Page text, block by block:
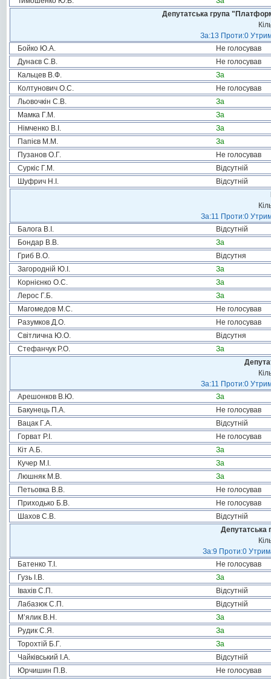
Депутатська група
За:13 Проти:0
Бойко Ю.А.
Не голосував
Дунаєв С.В.
Не голосував
Кальцев В.Ф.
За
Колтунович О.С.
Не голосував
Льовочкін С.В.
За
Мамка Г.М.
За
Німченко В.І.
За
Папієв М.М.
За
Пузанов О.Г.
Не голосував
Суркіс Г.М.
Відсутній
Шуфрич Н.І.
Відсутній
За:11 Проти:0
Балога В.І.
Відсутній
Бондар В.В.
За
Гриб В.О.
Відсутня
Загородній Ю.І.
За
Корнієнко О.С.
За
Лерос Г.Б.
За
Магомедов М.С.
Не голосував
Разумков Д.О.
Не голосував
Світлична Ю.О.
Відсутня
Стефанчук Р.О.
За
За:11 Проти:0
Арешонков В.Ю.
За
Бакунець П.А.
Не голосував
Вацак Г.А.
Відсутній
Горват Р.І.
Не голосував
Кіт А.Б.
За
Кучер М.І.
За
Люшняк М.В.
За
Петьовка В.В.
Не голосував
Приходько Б.В.
Не голосував
Шахов С.В.
Відсутній
Депутатська
За:9 Проти:0
Батенко Т.І.
Не голосував
Гузь І.В.
За
Івахів С.П.
Відсутній
Лабазюк С.П.
Відсутній
М’ялик В.Н.
За
Рудик С.Я.
За
Торохтій Б.Г.
За
Чайківський І.А.
Відсутній
Юрчишин П.В.
Не голосував